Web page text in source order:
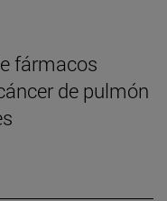
fármacos
de pulmón